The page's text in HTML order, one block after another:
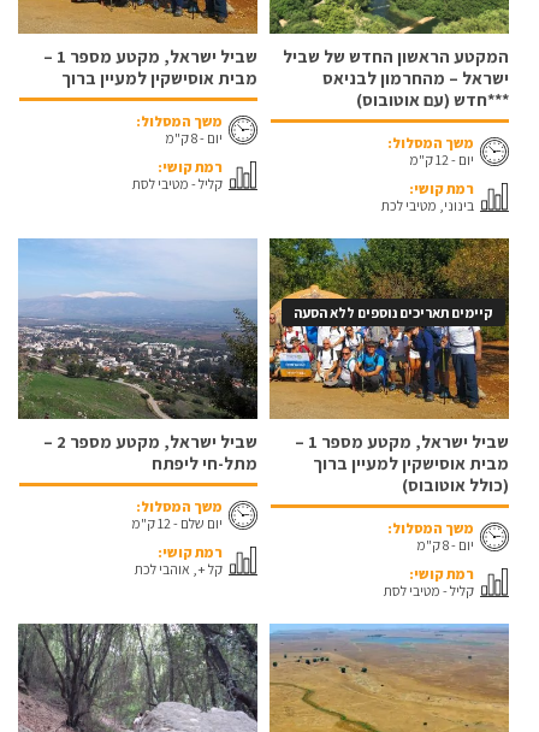
המקטע הראשון החדש של שביל
ישראל – מהחרמון לבניאס
***חדש (עם אוטובוס)
משך המסלול:
יום - 12 ק"מ
רמת קושי:
בינוני, מטיבי לכת
שביל ישראל, מקטע מספר 1 –
מבית אוסישקין למעיין ברוך
משך המסלול:
יום - 8 ק"מ
רמת קושי:
קליל - מטיבי לסת
קיימים תאריכים נוספים ללא הסעה
שביל ישראל, מקטע מספר 1 –
מבית אוסישקין למעיין ברוך
(כולל אוטובוס)
משך המסלול:
יום - 8 ק"מ
רמת קושי:
קליל - מטיבי לסת
שביל ישראל, מקטע מספר 2 –
מתל-חי ליפתח
משך המסלול:
יום שלם - 12 ק"מ
רמת קושי:
קל +, אוהבי לכת